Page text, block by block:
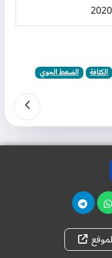
الكثافة
الضغط الجوي